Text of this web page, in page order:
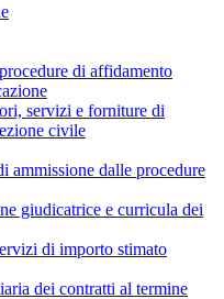
di affidamento
servizi e forniture di
civile
ammissione dalle procedure
giudicatrice e curricula dei
di importo stimato
dei contratti al termine